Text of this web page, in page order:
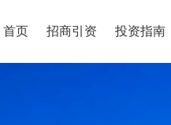
首页 招商引资 投资指南